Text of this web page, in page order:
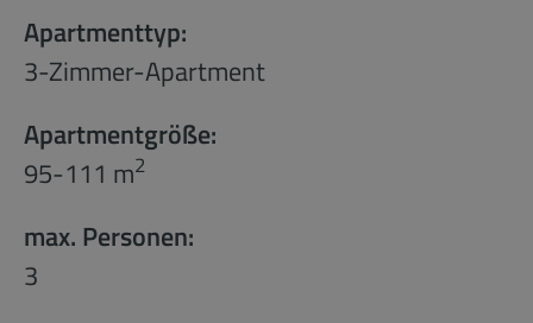
Apartmenttyp:
3-Zimmer-Apartment
Apartmentgröße:
95-111 m2
max. Personen:
3